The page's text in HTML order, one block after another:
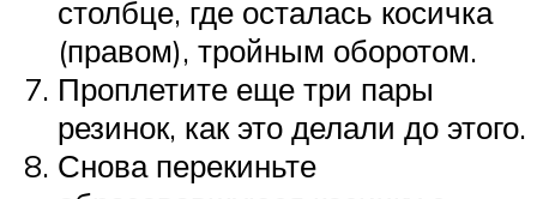
столбце, где осталась косичка
(правом), тройным оборотом.
Проплетите еще три пары
резинок, как это делали до этого.
Снова перекиньте